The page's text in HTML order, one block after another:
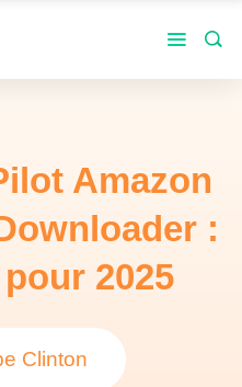
Amazon
:
2025
Clinton